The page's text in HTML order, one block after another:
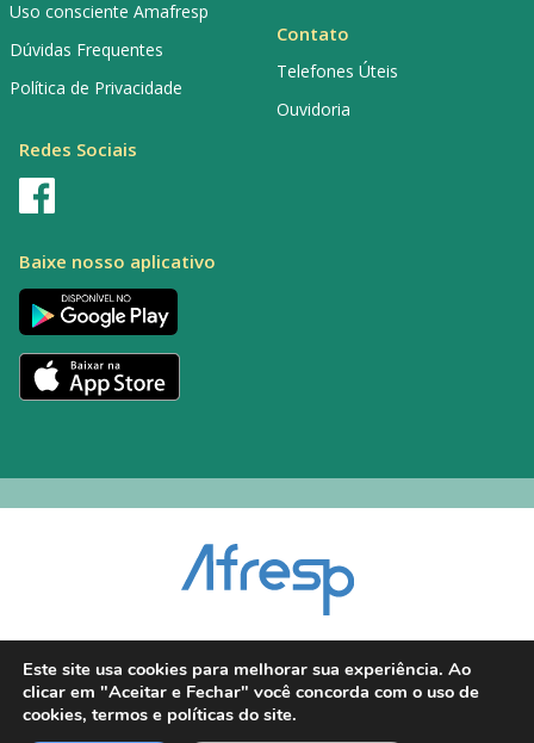
Uso consciente Amafresp
Dúvidas Frequentes
Política de Privacidade
Contato
Telefones Úteis
Ouvidoria
Redes Sociais
Baixe nosso aplicativo
dpo@afresp.org.br
Diretor Técnico: Antonio Carlos Aparecido. CRM: 54.464
Este site usa cookies para melhorar sua experiência. Ao
clicar em "Aceitar e Fechar" você concorda com o uso de
cookies, termos e políticas do site.